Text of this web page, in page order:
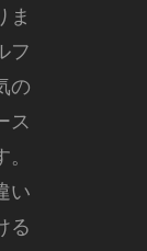
ま
フ
の
ス
い
る